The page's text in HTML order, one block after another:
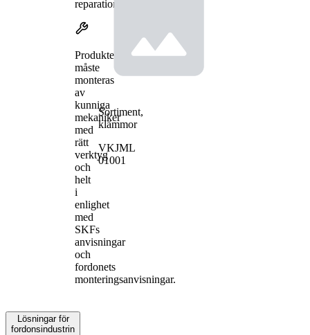
reparationer.
Produkterna
måste
monteras
av
kunniga
mekaniker
med
rätt
verktyg
och
helt
i
enlighet
med
SKFs
anvisningar
och
fordonets
monteringsanvisningar.
Sortiment,
klämmor
VKJML
01001
Lösningar för
fordonsindustrin